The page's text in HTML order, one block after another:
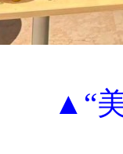
▲“